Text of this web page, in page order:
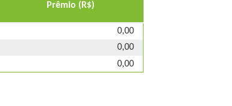
Prêmio (R$)
0,00
0,00
0,00